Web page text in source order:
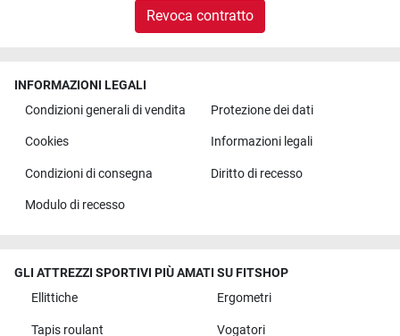
Revoca contratto
INFORMAZIONI LEGALI
Condizioni generali di vendita
Protezione dei dati
Cookies Informazioni legali
Condizioni di consegna Diritto di recesso
Modulo di recesso
GLI ATTREZZI SPORTIVI PIÙ AMATI SU FITSHOP
Ellittiche
Ergometri
Tapis roulant Vogatori